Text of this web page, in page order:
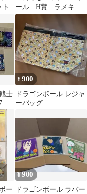
ト
ール H賞 ラメキー
ホルダー 2種類 まと
め売り
士
¥900
ドラゴンボール レジャ
ーバッグ
ー
¥900
ドラゴンボール ラバー